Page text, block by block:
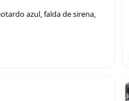
azul, falda de sirena,